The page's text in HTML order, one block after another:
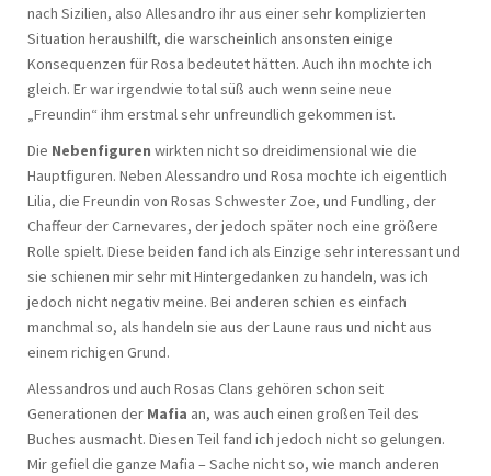
nach Sizilien, also Allesandro ihr aus einer sehr komplizierten
Situation heraushilft, die warscheinlich ansonsten einige
Konsequenzen für Rosa bedeutet hätten. Auch ihn mochte ich
gleich. Er war irgendwie total süß auch wenn seine neue
„Freundin“ ihm erstmal sehr unfreundlich gekommen ist.
Die Nebenfiguren wirkten nicht so dreidimensional wie die
Hauptfiguren. Neben Alessandro und Rosa mochte ich eigentlich
Lilia, die Freundin von Rosas Schwester Zoe, und Fundling, der
Chaffeur der Carnevares, der jedoch später noch eine größere
Rolle spielt. Diese beiden fand ich als Einzige sehr interessant und
sie schienen mir sehr mit Hintergedanken zu handeln, was ich
jedoch nicht negativ meine. Bei anderen schien es einfach
manchmal so, als handeln sie aus der Laune raus und nicht aus
einem richigen Grund.
Alessandros und auch Rosas Clans gehören schon seit
Generationen der Mafia an, was auch einen großen Teil des
Buches ausmacht. Diesen Teil fand ich jedoch nicht so gelungen.
Mir gefiel die ganze Mafia – Sache nicht so, wie manch anderen